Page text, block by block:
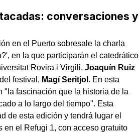
conversaciones y
en el Puerto sobresale la charla
en la que participarán el catedrático
Rovira i Virgili, Joaquín Ruiz
festival, Magí Seritjol . En esta
"la fascinación que la historia de la
a lo largo del tiempo". Esta
de esta edición y tendrá lugar el
en el Refugi 1, con acceso gratuito